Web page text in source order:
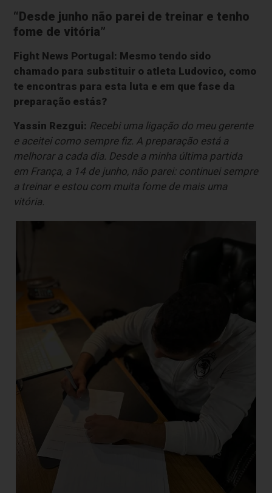
“Desde junho não parei de treinar e tenho
fome de vitória”
Fight News Portugal: Mesmo tendo sido
chamado para substituir o atleta Ludovico, como
te encontras para esta luta e em que fase da
preparação estás?
Yassin Rezgui: Recebi uma ligação do meu gerente
e aceitei como sempre fiz. A preparação está a
melhorar a cada dia. Desde a minha última partida
em França, a 14 de junho, não parei: continuei sempre
a treinar e estou com muita fome de mais uma
vitória.